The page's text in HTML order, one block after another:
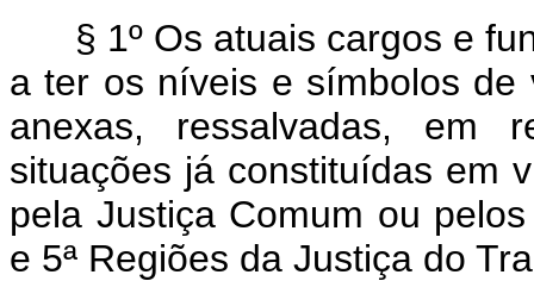
§ 1º Os atuais cargos e
a ter os níveis e símbolos de
anexas, ressalvadas, em
situações já constituídas em
pela Justiça Comum ou
e 5ª Regiões da Justiça do